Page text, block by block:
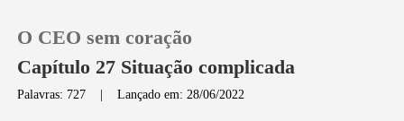
O CEO sem coração
Capítulo 27 Situação complicada
Palavras: 727 |Lançado em: 28/06/2022